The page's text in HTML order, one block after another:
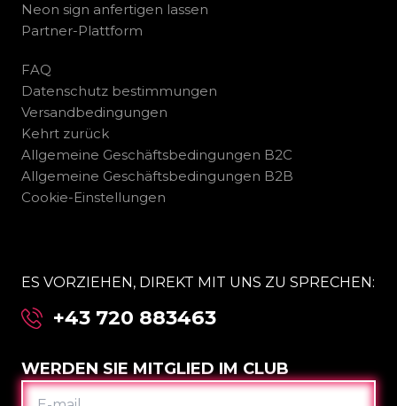
Neon sign anfertigen lassen
Partner-Plattform
FAQ
Datenschutz bestimmungen
Versandbedingungen
Kehrt zurück
Allgemeine Geschäftsbedingungen B2C
Allgemeine Geschäftsbedingungen B2B
Cookie-Einstellungen
ES VORZIEHEN, DIREKT MIT UNS ZU SPRECHEN:
+43 720 883463
WERDEN SIE MITGLIED IM CLUB
E-